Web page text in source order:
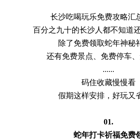
长沙吃喝玩乐免费攻略汇
百分之九十的长沙人都不知道
除了免费领取蛇年神秘
还有免费景点、免费停车
......
码住收藏慢慢看
假期这样安排，好玩又
01.
蛇年打卡祈福免费